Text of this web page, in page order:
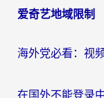
爱奇艺地域限制